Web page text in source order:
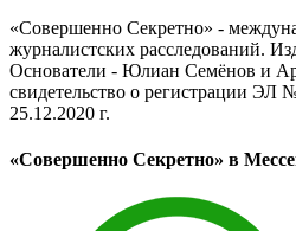
«Совершенно Секретно» -
журналистских расследований.
Основатели - Юлиан Семёнов и
свидетельство о регистрации ЭЛ
25.12.2020 г.
«Совершенно Секретно» в